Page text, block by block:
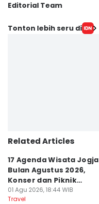
Editorial Team
Editor
Tonton lebih seru di
Related Articles
17 Agenda Wisata Jogja
Bulan Agustus 2026,
Konser dan Piknik
Literasi
01 Agu 2026, 18:44 WIB
Travel